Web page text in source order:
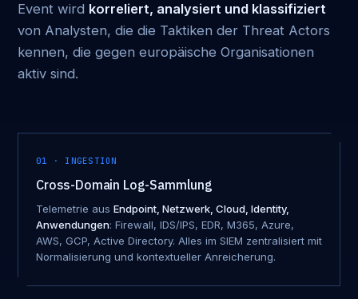
Event wird korreliert, analysiert und klassifiziert
von Analysten, die die Taktiken der Threat Actors
kennen, die gegen europäische Organisationen
aktiv sind.
01 · INGESTION
Cross-Domain Log-Sammlung
Telemetrie aus Endpoint, Netzwerk, Cloud, Identity,
Anwendungen: Firewall, IDS/IPS, EDR, M365, Azure,
AWS, GCP, Active Directory. Alles im SIEM zentralisiert mit
Normalisierung und kontextueller Anreicherung.